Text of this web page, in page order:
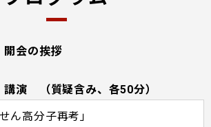
会の挨拶
（質疑含み、各50分）
せん高分子再考」